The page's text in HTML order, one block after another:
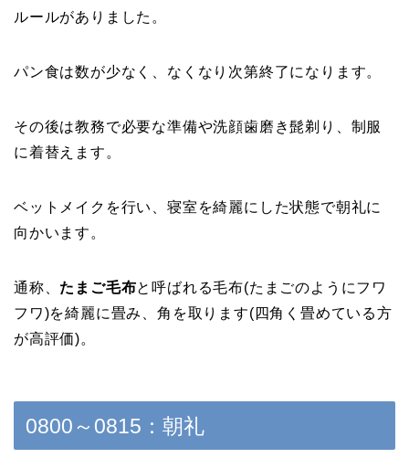
ルールがありました。
パン食は数が少なく、なくなり次第終了になります。
その後は教務で必要な準備や洗顔歯磨き髭剃り、制服
に着替えます。
ベットメイクを行い、寝室を綺麗にした状態で朝礼に
向かいます。
通称、 たまご毛布と呼ばれる毛布(たまごのようにフワ
フワ)を綺麗に畳み、角を取ります(四角く畳めている方
が高評価)。
0800～0815：朝礼